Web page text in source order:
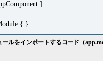
]
{ }
ルをインポートするコード（